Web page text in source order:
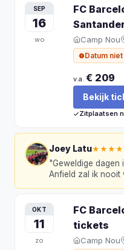
SEP
16
wo
FC
Camp Nou
Datum
v.a. € 209
Bekijk
Zitplaatsen
Joey Latu
"Geweldige dagen
Anfield zal ik nooit
OKT
11
zo
FC
tickets
Camp Nou